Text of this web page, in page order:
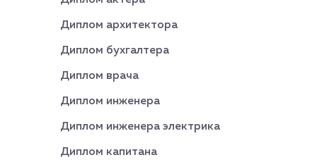
Диплом архитектора
Диплом бухгалтера
Диплом врача
Диплом инженера
Диплом инженера электрика
Диплом капитана